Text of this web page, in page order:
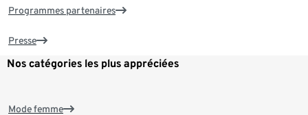
Programmes partenaires
Presse
Nos catégories les plus appréciées
Mode femme